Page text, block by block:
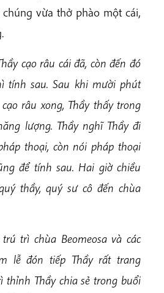
vừa thở phào một cái,
cạo râu cái đã, còn đến đó
tính sau. Sau khi mười phút
râu xong, Thầy thấy trong
lượng. Thầy nghĩ Thầy đi
thoại, còn nói pháp thoại
để tính sau. Hai giờ chiều
thầy, quý sư cô đến chùa
trì chùa Beomeosa và các
lễ đón tiếp Thầy rất trang
thỉnh Thầy chia sẻ trong buổi